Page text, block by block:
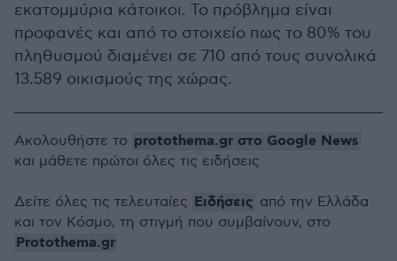
εκατομμύρια κάτοικοι. Το πρόβλημα είναι
προφανές και από το στοιχείο πως το 80% του
πληθυσμού διαμένει σε 710 από τους συνολικά
13.589 οικισμούς της χώρας.
Ακολουθήστε το protothema.gr στο Google News
και μάθετε πρώτοι όλες τις ειδήσεις
Δείτε όλες τις τελευταίες Ειδήσεις από την Ελλάδα
και τον Κόσμο, τη στιγμή που συμβαίνουν, στο
Protothema.gr